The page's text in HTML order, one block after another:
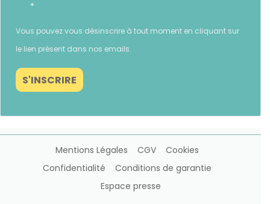
Gérer le consentement
Pour offrir les meilleures expériences, nous utilisons des technologies telles que les
Continuer sans accepter
ACCEPTER
*
Vous pouvez vous désinscrire à tout moment en cliquant sur
le lien présent dans nos emails.
S'INSCRIRE
Mentions Légales CGV- Cookies
Confidentialité
Conditions de garantie
Espace presse